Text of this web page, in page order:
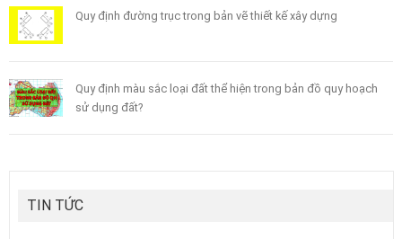
Quy định đường trục trong bản vẽ thiết kế xây dựng
Quy định màu sắc loại đất thể hiện trong bản đồ quy hoạch
sử dụng đất?
TIN TỨC